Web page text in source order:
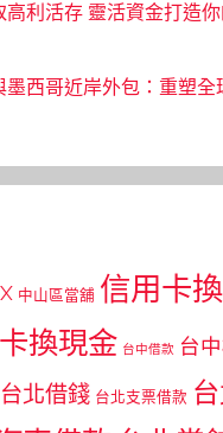
高利活存 靈活資金打造
墨西哥近岸外包：重塑全
中山區當舖 信用卡
換現金 台中借款 台
台北借錢 台北支票借款